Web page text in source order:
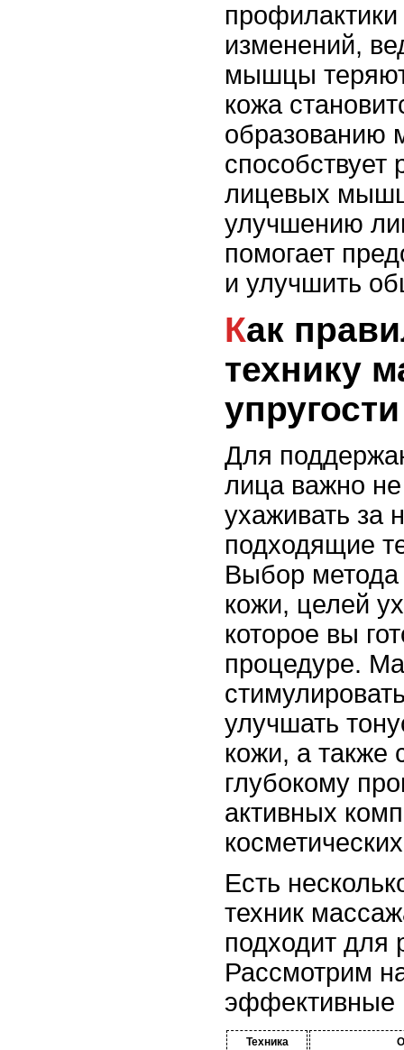
изменений,
мышцы
кожа
образованию
лицевых
улучшению
помогает
и улучшить
Как правильно выбрать
технику
Для
лица важно
ухаживать за
подходящие
Выбор метода
кожи, целей
которое вы
процедуре.
улучшать
кожи, а также
глубокому
активных
Есть
техник
подходит для
Рассмотрим
эффективные
Техника